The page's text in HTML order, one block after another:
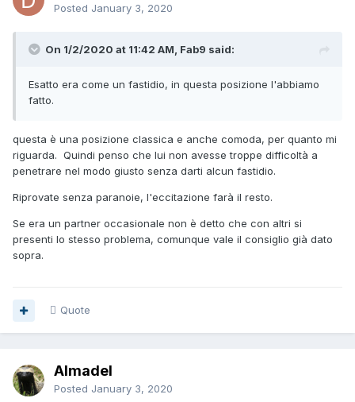
Posted January 3, 2020
On 1/2/2020 at 11:42 AM, Fab9 said:
Esatto era come un fastidio, in questa posizione l'abbiamo
fatto.
questa è una posizione classica e anche comoda, per quanto mi
riguarda. Quindi penso che lui non avesse troppe difficoltà a
penetrare nel modo giusto senza darti alcun fastidio.
Riprovate senza paranoie, l'eccitazione farà il resto.
Se era un partner occasionale non è detto che con altri si
presenti lo stesso problema, comunque vale il consiglio già dato
sopra.
Quote
Almadel
Posted January 3, 2020